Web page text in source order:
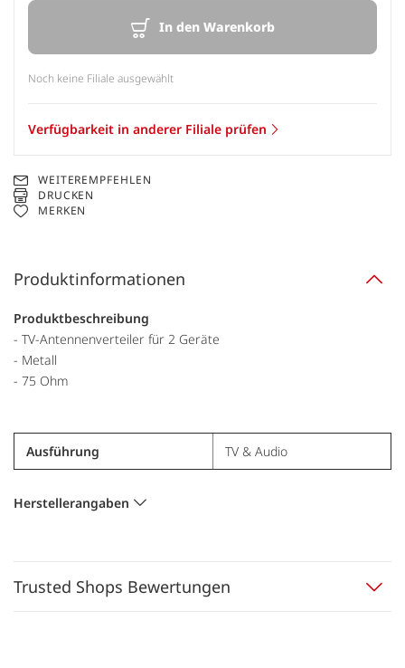
In den Warenkorb
Noch keine Filiale ausgewählt
Verfügbarkeit in anderer Filiale prüfen
WEITEREMPFEHLEN
DRUCKEN
MERKEN
Produktinformationen
Produktbeschreibung
- TV-Antennenverteiler für 2 Geräte
- Metall
- 75 Ohm
Ausführung TV & Audio
Herstellerangaben
Trusted Shops Bewertungen